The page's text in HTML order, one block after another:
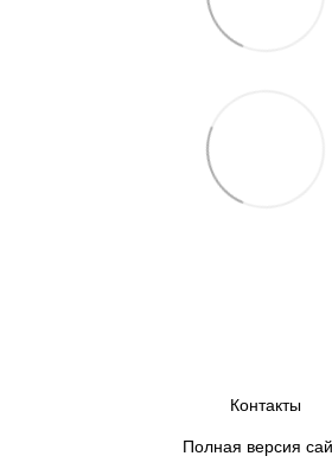
Контакты
Полная версия